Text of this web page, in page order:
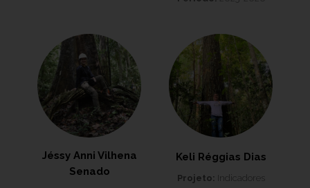
Jéssy Anni Vilhena
Senado
Keli Réggias Dias
Projeto: Indicadores